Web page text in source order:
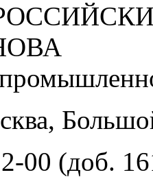
00 (доб.